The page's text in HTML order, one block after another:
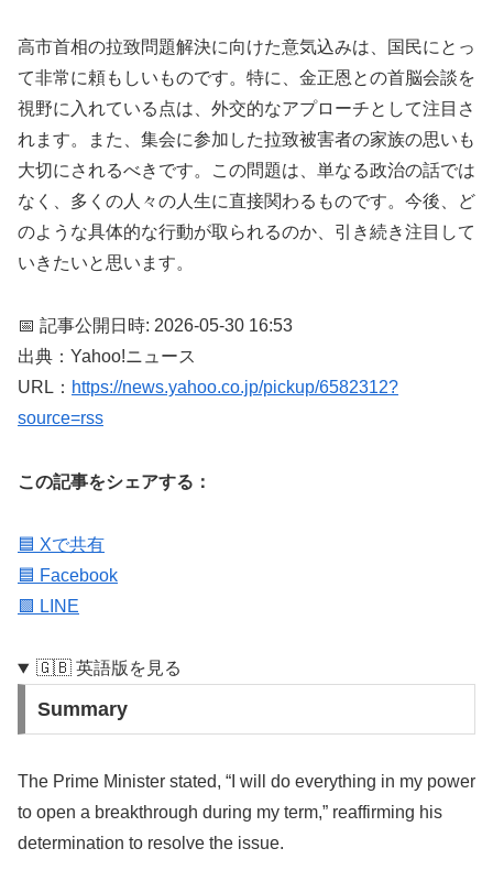
高市首相の拉致問題解決に向けた意気込みは、国民にとっ
て非常に頼もしいものです。特に、金正恩との首脳会談を
視野に入れている点は、外交的なアプローチとして注目さ
れます。また、集会に参加した拉致被害者の家族の思いも
大切にされるべきです。この問題は、単なる政治の話では
なく、多くの人々の人生に直接関わるものです。今後、ど
のような具体的な行動が取られるのか、引き続き注目して
いきたいと思います。
📅 記事公開日時: 2026-05-30 16:53
出典：Yahoo!ニュース
URL： https://news.yahoo.co.jp/pickup/6582312?
source=rss
この記事をシェアする：
🟦 Xで共有
🟦 Facebook
🟩 LINE
🇬🇧 英語版を見る
Summary
The Prime Minister stated, “I will do everything in my power
to open a breakthrough during my term,” reaffirming his
determination to resolve the issue.